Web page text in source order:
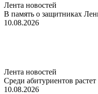
Лента новостей
В память о защитниках
10.08.2026
Лента новостей
Среди абитуриентов
10.08.2026